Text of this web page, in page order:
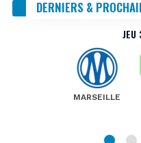
DERNIERS &
JEU
MARSEILLE